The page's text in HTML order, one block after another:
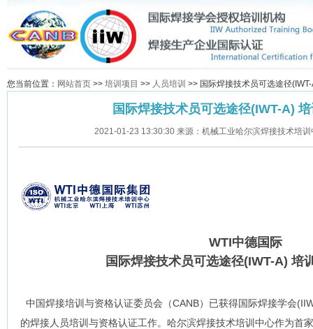
您当前位置： 网站首页 >> 培训项目 >> 人员培训 >> 国际焊接技术员可选途径
国际焊接技术员可选途径(IWT-A)
2021-01-23 13:30:30 来源：机械工业哈尔滨焊接技术培
WTI中德国际
国际焊接技术员可选途径(IWT-A) 培
中国焊接培训与资格认证委员会（CANB）已获得国际焊接学会
的焊接人员培训与资格认证工作。哈尔滨焊接技术培训中心作为首